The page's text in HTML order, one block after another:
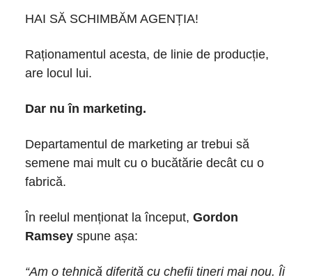
HAI SĂ SCHIMBĂM AGENȚIA!
Raționamentul acesta, de linie de producție,
are locul lui.
Dar nu în marketing.
Departamentul de marketing ar trebui să
semene mai mult cu o bucătărie decât cu o
fabrică.
În reelul menționat la început, Gordon
Ramsey spune așa:
“Am o tehnică diferită cu chefii tineri mai nou. Îi